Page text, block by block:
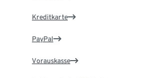
Kreditkarte
PayPal
Vorauskasse